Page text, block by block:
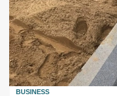
BUSINESS